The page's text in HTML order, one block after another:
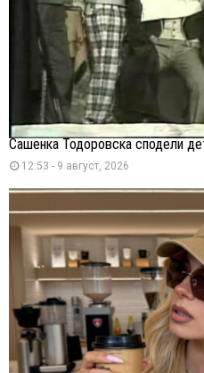
Сашенка Тодоровска сподели
12:53 - 9 август, 2026